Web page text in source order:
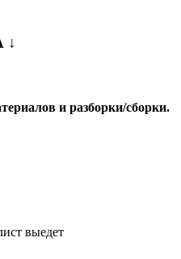
↓
и разборки/сборки.
выедет